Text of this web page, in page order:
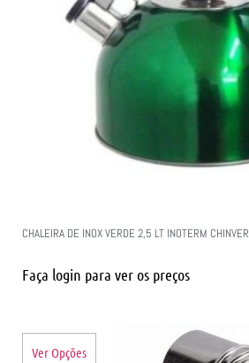
CHALEIRA DE INOX VERDE 2,5 LT INOTERM CHINVER
Faça login para ver os preços
Ver Opções